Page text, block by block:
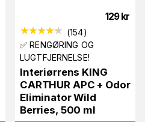
129 kr
(154)
✅ RENGØRING OG
LUGTFJERNELSE!
Interiørrens KING
CARTHUR APC + Odor
Eliminator Wild
Berries, 500 ml